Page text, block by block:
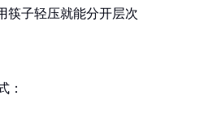
筷子轻压就能分开层次
：